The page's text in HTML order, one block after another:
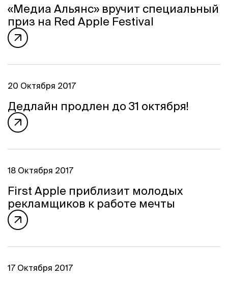
Программа
Часто задаваемые вопросы
Партнеры
Контакты
Цикл лекций
«Медиа Альянс» вручит специальный
приз на Red Apple Festival
20 Октября 2017
Дедлайн продлен до 31 октября!
18 Октября 2017
First Apple приблизит молодых
рекламщиков к работе мечты
17 Октября 2017